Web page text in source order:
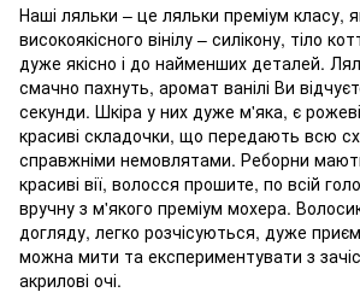
Наші ляльки – це ляльки преміум класу,
високоякісного вінілу – силікону, тіло
дуже якісно і до найменших деталей.
смачно пахнуть, аромат ванілі Ви
секунди. Шкіра у них дуже м'яка, є рожеві
красиві складочки, що передають всю
справжніми немовлятами. Реборни
красиві вії, волосся прошите, по всій
вручну з м'якого преміум мохера.
догляду, легко розчісуються, дуже
можна мити та експериментувати з
акрилові очі.